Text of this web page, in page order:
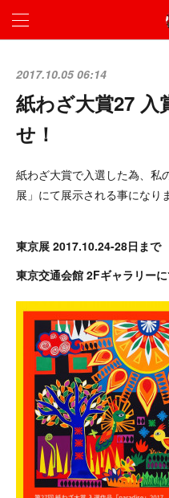
2017.10.05 06:14
紙わざ大賞27 入
せ！
紙わざ大賞で入選した為、私
展」にて展示される事になり
東京展 2017.10.24-28日まで
東京交通会館 2Fギャラリー